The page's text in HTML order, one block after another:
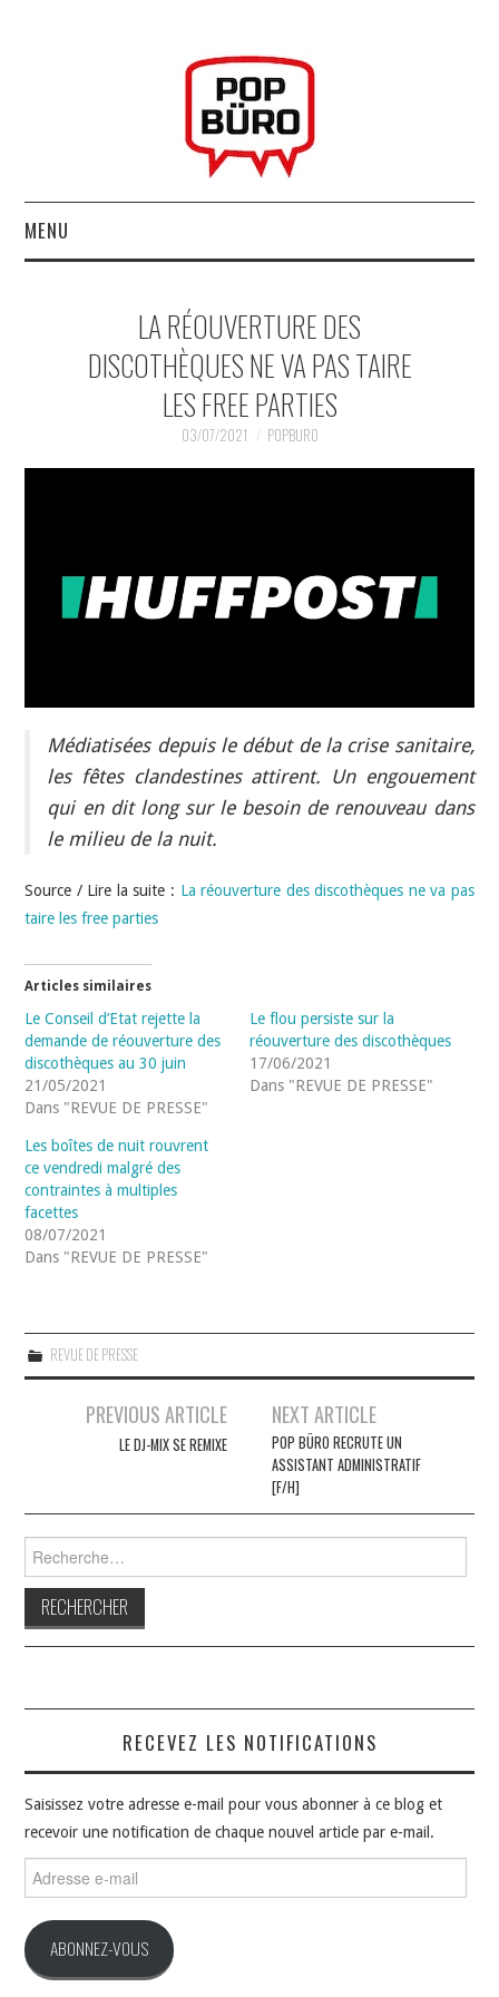
MENU
MUSIQUESACTUELLES.NET
GABBA GABBA HEY !
DOKO
LA RÉOUVERTURE DES
DISCOTHÈQUES NE VA PAS TAIRE
LES FREE PARTIES
03/07/2021 POPBURO
Médiatisées depuis le début de la crise sanitaire,
les fêtes clandestines attirent. Un engouement
qui en dit long sur le besoin de renouveau dans
le milieu de la nuit.
Source / Lire la suite : La réouverture des discothèques ne va pas
taire les free parties
Articles similaires
Le Conseil d’Etat rejette la
demande de réouverture des
discothèques au 30 juin
21/05/2021
Dans "REVUE DE PRESSE"
Le flou persiste sur la
réouverture des discothèques
17/06/2021
Dans "REVUE DE PRESSE"
Les boîtes de nuit rouvrent
ce vendredi malgré des
contraintes à multiples
facettes
08/07/2021
Dans "REVUE DE PRESSE"
REVUE DE PRESSE
NavigationPREVIOUS ARTICLE
LE DJ-MIX SE REMIXE
NEXT ARTICLE
POP BÜRO RECRUTE UN
ASSISTANT ADMINISTRATIF
[F/H]
RECEVEZ LES NOTIFICATIONS
Saisissez votre adresse e-mail pour vous abonner à ce blog et
recevoir une notification de chaque nouvel article par e-mail.
e-
ABONNEZ-VOUS